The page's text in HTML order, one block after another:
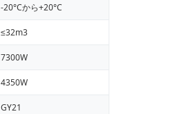
-20°Cから+20°C
≤32m3
7300W
4350W
GY21